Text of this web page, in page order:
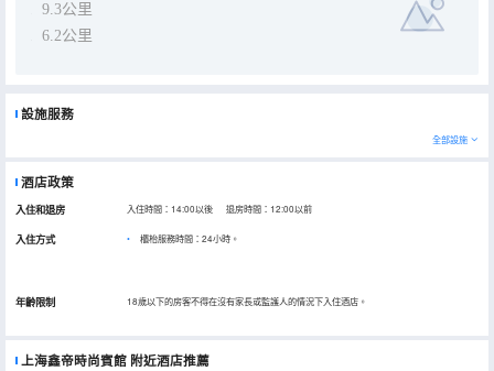
9.3公里
6.2公里
設施服務
全部設施
酒店政策
入住和退房 入住時間：14:00以後 退房時間：12:00以前
入住方式 櫃枱服務時間：24小時。
年齡限制 18歲以下的房客不得在沒有家長或監護人的情況下入住酒店。
上海鑫帝時尚賓館 附近酒店推薦